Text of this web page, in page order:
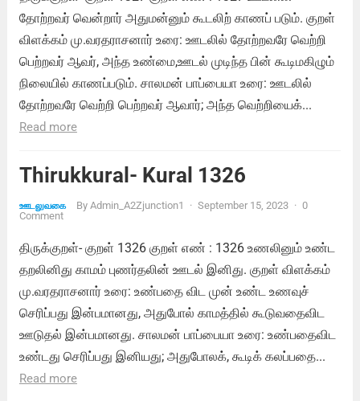
தோற்றவர் வென்றார் அதுமன்னும் கூடலிற் காணப் படும். குறள்
விளக்கம் மு.வரதராசனார் உரை: ஊடலில் தோற்றவரே வெற்றி
பெற்றவர் ஆவர், அந்த உண்மை,ஊடல் முடிந்த பின் கூடிமகிழும்
நிலையில் காணப்படும். சாலமன் பாப்பையா உரை: ஊடலில்
தோற்றவரே வெற்றி பெற்றவர் ஆவார்; அந்த வெற்றியைக்...
Read more
Thirukkural- Kural 1326
ஊடலுவகை By Admin_A2Zjunction1 · September 15, 2023 · 0
Comment
திருக்குறள்- குறள் 1326 குறள் எண் : 1326 உணலினும் உண்ட
தறலினிது காமம் புணர்தலின் ஊடல் இனிது. குறள் விளக்கம்
மு.வரதராசனார் உரை: உண்பதை விட முன் உண்ட உணவுச்
செரிப்பது இன்பமானது, அதுபோல் காமத்தில் கூடுவதைவிட
ஊடுதல் இன்பமானது. சாலமன் பாப்பையா உரை: உண்பதைவிட
உண்டது செரிப்பது இனியது; அதுபோலக், கூடிக் கலப்பதை...
Read more